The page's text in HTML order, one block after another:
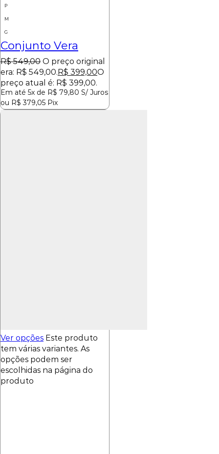
P
M
G
Conjunto Vera
R$549,00 O preço original
era: R$ 549,00.R$ 399,00O
preço atual é: R$ 399,00.
Em até 5x de R$ 79,80 S/ Juros
ou R$ 379,05 Pix
Ver opções Este produto
tem várias variantes. As
opções podem ser
escolhidas na página do
produto